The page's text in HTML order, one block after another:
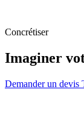
Concrétiser
Imaginer
Demander un devis